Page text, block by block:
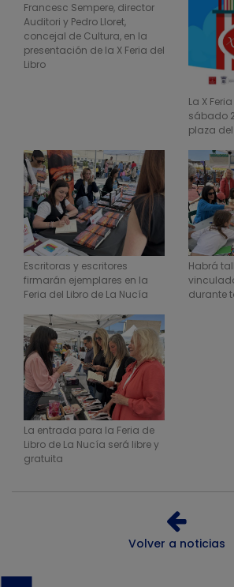
Francesc Sempere, director
Auditori y Pedro Lloret,
concejal de Cultura, en la
presentación de la X Feria del
Libro
La X
sábado
plaza del
Escritoras y escritores
firmarán ejemplares en la
Feria del Libro de La Nucía
Habrá
durante
La entrada para la Feria de
Libro de La Nucía será libre y
gratuita
Volver a noticias